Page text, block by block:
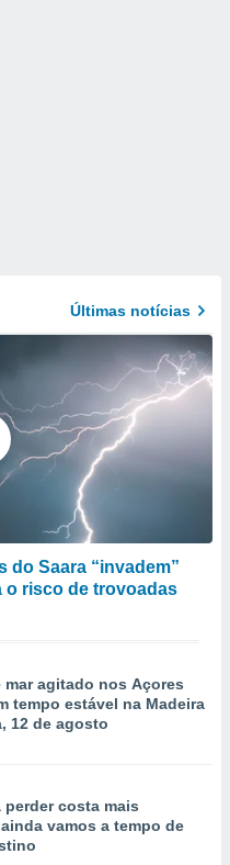
Últimas notícias
do Saara “invadem”
o risco de trovoadas
mar agitado nos Açores
tempo estável na Madeira
12 de agosto
perder costa mais
vamos a tempo de